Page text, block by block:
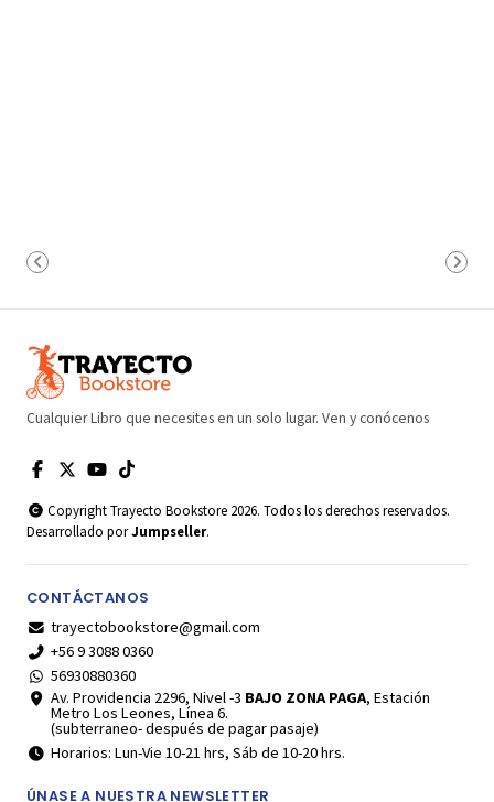
Cualquier Libro que necesites en un solo lugar. Ven y conócenos
Copyright Trayecto Bookstore 2026. Todos los derechos reservados.
Desarrollado porJumpseller.
CONTÁCTANOS
trayectobookstore@gmail.com
+56 9 3088 0360
56930880360
Av. Providencia 2296, Nivel -3 BAJO ZONA PAGA, Estación
Metro Los Leones, Línea 6.
(subterraneo- después de pagar pasaje)
Horarios: Lun-Vie 10-21 hrs, Sáb de 10-20 hrs.
ÚNASE A NUESTRA NEWSLETTER